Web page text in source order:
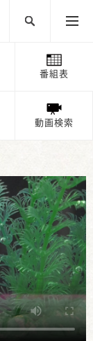
番組表
動画検索